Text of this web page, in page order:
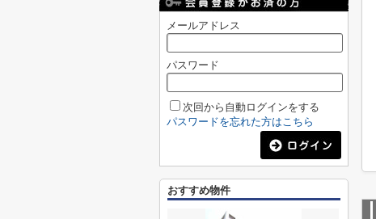
メールアドレス
パスワード
次回から自動ログインをする
パスワードを忘れた方はこちら
おすすめ物件